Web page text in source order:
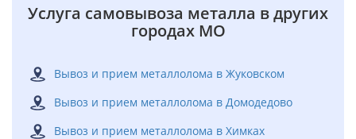
Услуга самовывоза металла в других
городах МО
Вывоз и прием металлолома в Жуковском
Вывоз и прием металлолома в Домодедово
Вывоз и прием металлолома в Химках